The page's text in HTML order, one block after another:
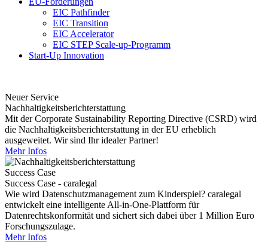
EIC Pathfinder
EIC Transition
EIC Accelerator
EIC STEP Scale-up-Programm
Start-Up Innovation
Neuer Service
Nachhaltigkeitsberichterstattung
Mit der Corporate Sustainability Reporting Directive (CSRD) wird
die Nachhaltigkeitsberichterstattung in der EU erheblich
ausgeweitet. Wir sind Ihr idealer Partner!
Mehr Infos
Success Case
Success Case - caralegal
Wie wird Datenschutzmanagement zum Kinderspiel? caralegal
entwickelt eine intelligente All-in-One-Plattform für
Datenrechtskonformität und sichert sich dabei über 1 Million Euro
Forschungszulage.
Mehr Infos